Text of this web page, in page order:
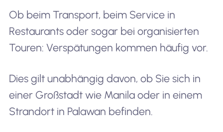
Ob beim Transport, beim Service in
Restaurants oder sogar bei organisierten
Touren: Verspätungen kommen häufig vor.
Dies gilt unabhängig davon, ob Sie sich in
einer Großstadt wie Manila oder in einem
Strandort in Palawan befinden.